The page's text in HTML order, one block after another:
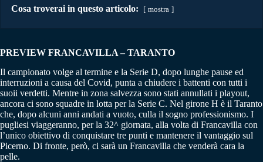
Cosa troverai in questo articolo: mostra
PREVIEW FRANCAVILLA – TARANTO
Il campionato volge al termine e la Serie D, dopo lunghe pause ed
interruzioni a causa del Covid, punta a chiudere i battenti con tutti i
suoii verdetti. Mentre in zona salvezza sono stati annullati i playout,
ancora ci sono squadre in lotta per la Serie C. Nel girone H è il Taranto
che, dopo alcuni anni andati a vuoto, culla il sogno professionismo. I
pugliesi viaggeranno, per la 32^ giornata, alla volta di Francavilla con
l’unico obiettivo di conquistare tre punti e mantenere il vantaggio sul
Picerno. Di fronte, però, ci sarà un Francavilla che venderà cara la
pelle.